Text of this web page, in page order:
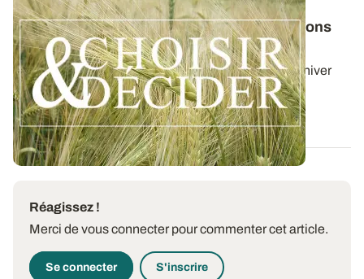
SUD-OUEST
Orge d'hiver : téléchargez nos préconisations
pour les semis 2026
Retrouvez les préconisations 2026/2027 en orge d'hiver
avec le guide régional Choisir et...
03 AOÛT 2026
Réagissez !
Merci de vous connecter pour commenter cet article.
Se connecter S'inscrire